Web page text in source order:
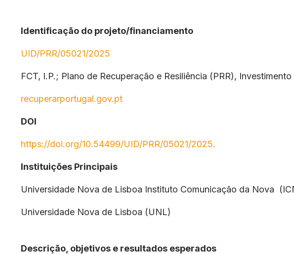
Identificação do projeto/financiamento
UID/PRR/05021/2025
FCT, I.P.; Plano de Recuperação e Resiliência (PRR),
recuperarportugal.gov.pt
DOI
https://doi.org/10.54499/UID/PRR/05021/2025.
Instituições Principais
Universidade Nova de Lisboa Instituto Comunicação da Nova
Universidade Nova de Lisboa (UNL)
Descrição, objetivos e resultados esperados